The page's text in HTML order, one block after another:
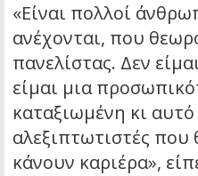
«Είναι πολλοί
ανέχονται, που
πανελίστας. Δεν
είμαι μια
καταξιωμένη κι
αλεξιπτωτιστές
κάνουν καριέρα»,